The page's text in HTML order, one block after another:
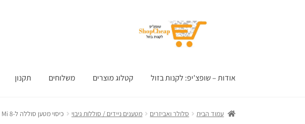
אודות – שופצ'יפ: לקנות בזול קטלוג מוצרים משלוחים תקנון
עמוד הבית סלולר ואביזרים מטענים ניידים / סוללות גיבוי כיסוי מטען סוללה ל-Xiaomi Mi 8 בקיבולת עוצמתית של 10000mAh